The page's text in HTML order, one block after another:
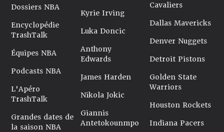
Dossiers NBA
Encyclopédie
TrashTalk
Équipes NBA
Podcasts NBA
L'Apéro
TrashTalk
Grandes dates de
la saison NBA
Kyrie Irving
Luka Doncic
Anthony
Edwards
James Harden
Nikola Jokic
Giannis
Antetokounmpo
Cavaliers
Dallas Mavericks
Denver Nuggets
Detroit Pistons
Golden State
Warriors
Houston Rockets
Indiana Pacers